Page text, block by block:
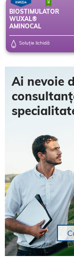
BIOSTIMULATOR
WUXAL®
AMINOCAL
Soluție lichidă
Ai nevoie